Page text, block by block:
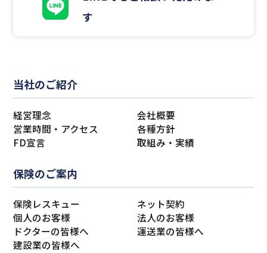
す
当社のご紹介
経営理念
会社概要
営業時間・アクセス
各種方針
FD宣言
取組み・実績
保険のご案内
保険レスキュー
ネット契約
個人のお客様
法人のお客様
ドクターの皆様へ
運送業の皆様へ
建設業の皆様へ